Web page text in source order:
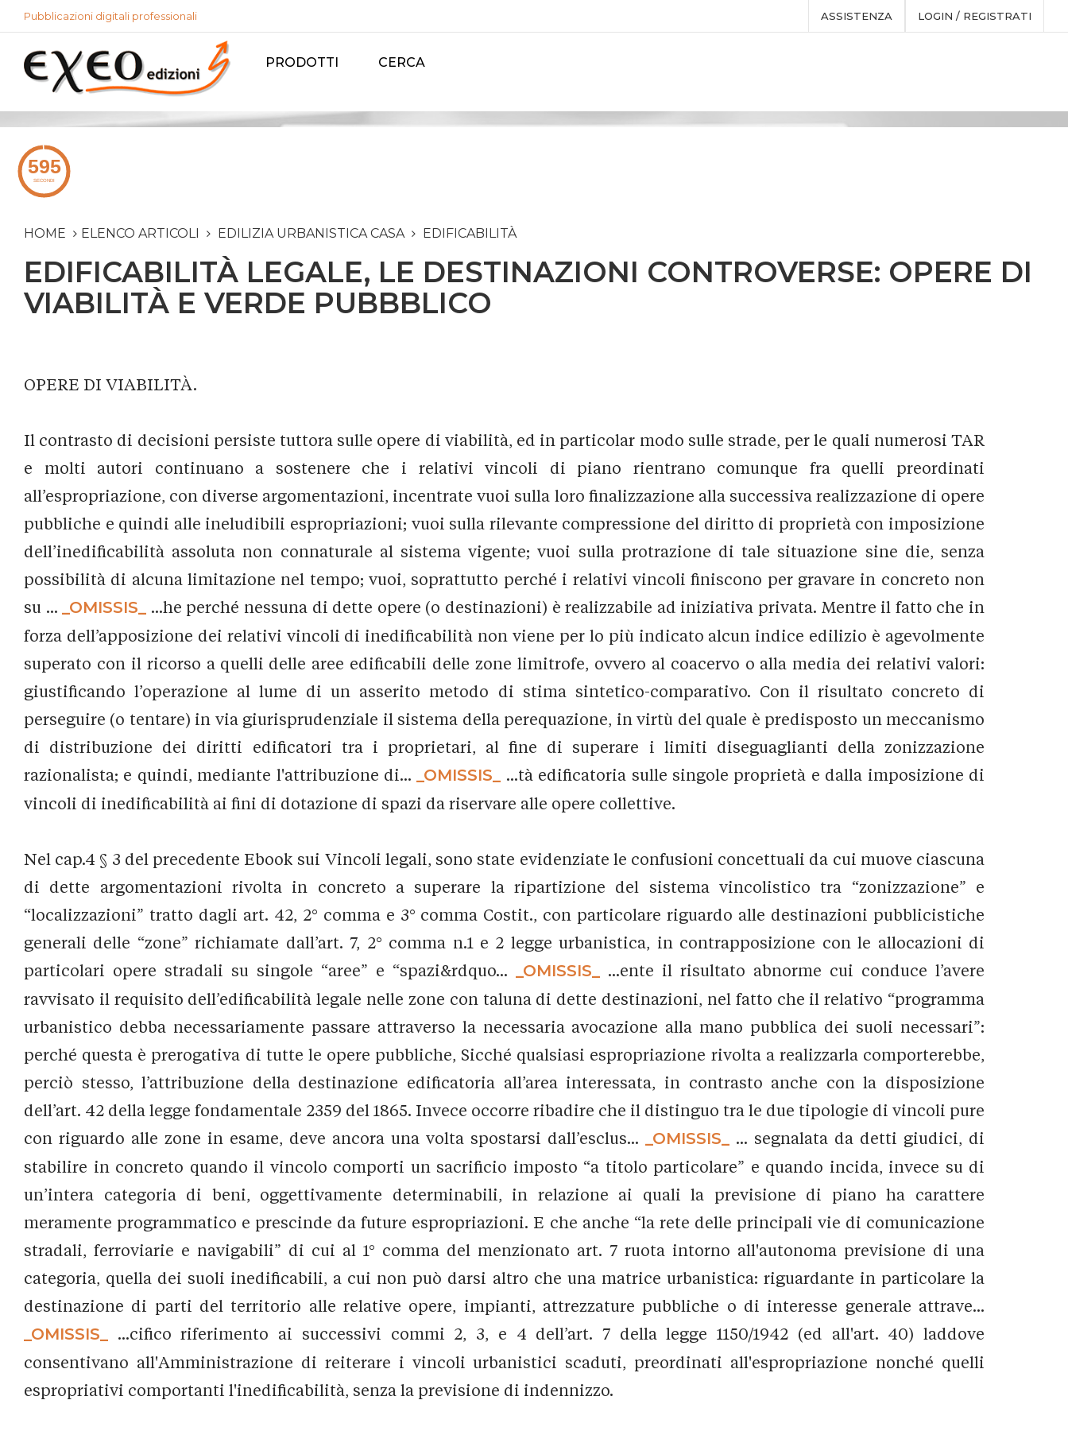
Pubblicazioni digitali professionali ASSISTENZA LOGIN / REGISTRATI
PRODOTTI CERCA
HOME ELENCO ARTICOLI EDILIZIA URBANISTICA CASA EDIFICABILITÀ
EDIFICABILITÀ LEGALE, LE DESTINAZIONI CONTROVERSE: OPERE DI
VIABILITÀ E VERDE PUBBBLICO
OPERE DI VIABILITÀ.
Il contrasto di decisioni persiste tuttora sulle opere di viabilità, ed in particolar modo sulle strade, per le quali numerosi TAR
e molti autori continuano a sostenere che i relativi vincoli di piano rientrano comunque fra quelli preordinati
all’espropriazione, con diverse argomentazioni, incentrate vuoi sulla loro finalizzazione alla successiva realizzazione di opere
pubbliche e quindi alle ineludibili espropriazioni; vuoi sulla rilevante compressione del diritto di proprietà con imposizione
dell’inedificabilità assoluta non connaturale al sistema vigente; vuoi sulla protrazione di tale situazione sine die, senza
possibilità di alcuna limitazione nel tempo; vuoi, soprattutto perché i relativi vincoli finiscono per gravare in concreto non
su ...
_OMISSIS_
...he perché nessuna di dette opere (o destinazioni) è realizzabile ad iniziativa privata. Mentre il fatto che in
forza dell’apposizione dei relativi vincoli di inedificabilità non viene per lo più indicato alcun indice edilizio è agevolmente
superato con il ricorso a quelli delle aree edificabili delle zone limitrofe, ovvero al coacervo o alla media dei relativi valori:
giustificando l’operazione al lume di un asserito metodo di stima sintetico-comparativo. Con il risultato concreto di
perseguire (o tentare) in via giurisprudenziale il sistema della perequazione, in virtù del quale è predisposto un meccanismo
di distribuzione dei diritti edificatori tra i proprietari, al fine di superare i limiti diseguaglianti della zonizzazione
razionalista; e quindi, mediante l'attribuzione di...
_OMISSIS_
...tà edificatoria sulle singole proprietà e dalla imposizione di
vincoli di inedificabilità ai fini di dotazione di spazi da riservare alle opere collettive.
Nel cap.4 § 3 del precedente Ebook sui Vincoli legali, sono state evidenziate le confusioni concettuali da cui muove ciascuna
di dette argomentazioni rivolta in concreto a superare la ripartizione del sistema vincolistico tra “zonizzazione” e
“localizzazioni” tratto dagli art. 42, 2° comma e 3° comma Costit., con particolare riguardo alle destinazioni pubblicistiche
generali delle “zone” richiamate dall’art. 7, 2° comma n.1 e 2 legge urbanistica, in contrapposizione con le allocazioni di
particolari opere stradali su singole “aree” e “spazi&rdquo...
_OMISSIS_
...ente il risultato abnorme cui conduce l’avere
ravvisato il requisito dell’edificabilità legale nelle zone con taluna di dette destinazioni, nel fatto che il relativo “programma
urbanistico debba necessariamente passare attraverso la necessaria avocazione alla mano pubblica dei suoli necessari”:
perché questa è prerogativa di tutte le opere pubbliche, Sicché qualsiasi espropriazione rivolta a realizzarla comporterebbe,
perciò stesso, l’attribuzione della destinazione edificatoria all’area interessata, in contrasto anche con la disposizione
dell’art. 42 della legge fondamentale 2359 del 1865. Invece occorre ribadire che il distinguo tra le due tipologie di vincoli pure
con riguardo alle zone in esame, deve ancora una volta spostarsi dall’esclus...
_OMISSIS_
... segnalata da detti giudici, di
stabilire in concreto quando il vincolo comporti un sacrificio imposto “a titolo particolare” e quando incida, invece su di
un’intera categoria di beni, oggettivamente determinabili, in relazione ai quali la previsione di piano ha carattere
meramente programmatico e prescinde da future espropriazioni. E che anche “la rete delle principali vie di comunicazione
stradali, ferroviarie e navigabili” di cui al 1° comma del menzionato art. 7 ruota intorno all'autonoma previsione di una
categoria, quella dei suoli inedificabili, a cui non può darsi altro che una matrice urbanistica: riguardante in particolare la
destinazione di parti del territorio alle relative opere, impianti, attrezzature pubbliche o di interesse generale attrave...
_OMISSIS_
...cifico riferimento ai successivi commi 2, 3, e 4 dell’art. 7 della legge 1150/1942 (ed all'art. 40) laddove
consentivano all'Amministrazione di reiterare i vincoli urbanistici scaduti, preordinati all'espropriazione nonché quelli
espropriativi comportanti l'inedificabilità, senza la previsione di indennizzo.